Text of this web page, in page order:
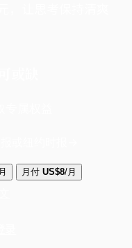
月付 US$8/月